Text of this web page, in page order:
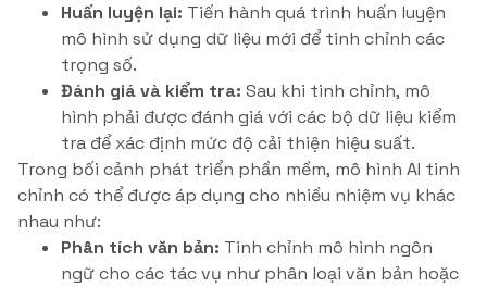
Huấn luyện lại: Tiến hành quá trình huấn luyện
mô hình sử dụng dữ liệu mới để tinh chỉnh các
trọng số.
Đánh giá và kiểm tra: Sau khi tinh chỉnh, mô
hình phải được đánh giá với các bộ dữ liệu kiểm
tra để xác định mức độ cải thiện hiệu suất.
Trong bối cảnh phát triển phần mềm, mô hình AI tinh
chỉnh có thể được áp dụng cho nhiều nhiệm vụ khác
nhau như:
Phân tích văn bản: Tinh chỉnh mô hình ngôn
ngữ cho các tác vụ như phân loại văn bản hoặc